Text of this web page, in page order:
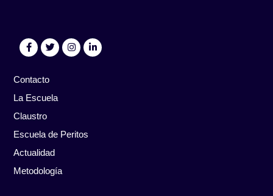
Contacto
La Escuela
Claustro
Escuela de Peritos
Actualidad
Metodología